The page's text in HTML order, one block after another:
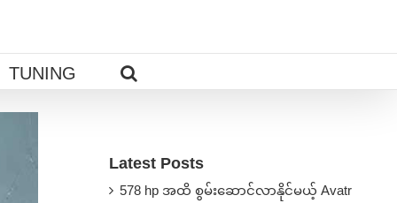
TUNING
Latest Posts
578 hp အထိ စွမ်းဆောင်လာနိုင်မယ့် Avatr